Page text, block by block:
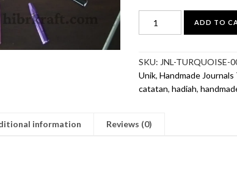
'Jejak
ADD TO
SKU: JNL-TURQUOISE-
Unik, Handmade Journals
catatan, hadiah,
information Reviews (0)